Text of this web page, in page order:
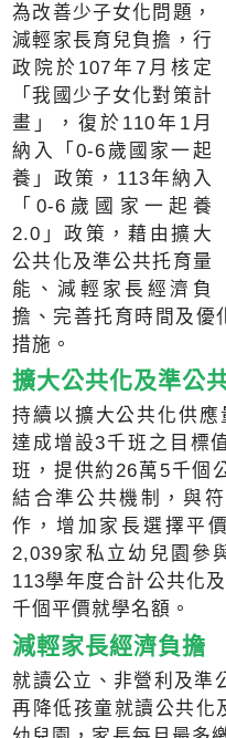
為改善少子女化問題，
減輕家長育兒負擔，行
政院於107年7月核定
「我國少子女化對策計
畫」，復於110年1月
納入「0-6歲國家一起
養」政策，113年納入
「0-6歲國家一起養
2.0」政策，藉由擴大
公共化及準公共托育量
能、減輕家長經濟負
擔、完善托育時間及優
措施。
擴大公共化及準公
持續以擴大公共化供
達成增設3千班之目標
班，提供約26萬5千個
結合準公共機制，與
作，增加家長選擇平
2,039家私立幼兒園參
113學年度合計公共化
千個平價就學名額。
減輕家長經濟負擔
就讀公立、非營利及準
再降低孩童就讀公共化